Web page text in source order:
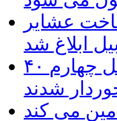
عشایر
ابلاغ شد
۴۰ روستای شهرستان گِرمی از اینترنت نسل چهارم
شدند